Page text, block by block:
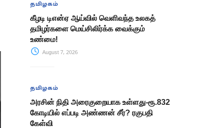
தமிழகம்
கீழடி டிஎன்ஏ ஆய்வில் வெளிவந்த உலகத்
தமிழர்களை மெய்சிலிர்க்க வைக்கும்
உண்மை!
August 7, 2026
தமிழகம்
அரசின் நிதி அரைகுறையாக உள்ளது-ரூ.832
கோடியில் எப்படி அண்ணன் சீர்? ரகுபதி
கேள்வி